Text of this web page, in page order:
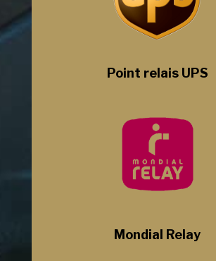
Point relais UPS
Mondial Relay